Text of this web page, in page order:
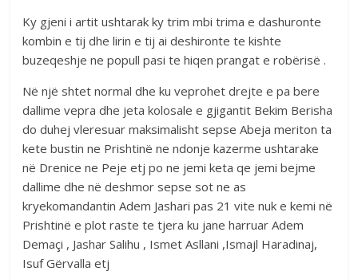
Ky gjeni i artit ushtarak ky trim mbi trima e dashuronte
kombin e tij dhe lirin e tij ai deshironte te kishte
buzeqeshje ne popull pasi te hiqen prangat e robërisë .
Në një shtet normal dhe ku veprohet drejte e pa bere
dallime vepra dhe jeta kolosale e gjigantit Bekim Berisha
do duhej vleresuar maksimalisht sepse Abeja meriton ta
kete bustin ne Prishtinë ne ndonje kazerme ushtarake
në Drenice ne Peje etj po ne jemi keta qe jemi bejme
dallime dhe në deshmor sepse sot ne as
kryekomandantin Adem Jashari pas 21 vite nuk e kemi në
Prishtinë e plot raste te tjera ku jane harruar Adem
Demaçi , Jashar Salihu , Ismet Asllani ,Ismajl Haradinaj,
Isuf Gërvalla etj